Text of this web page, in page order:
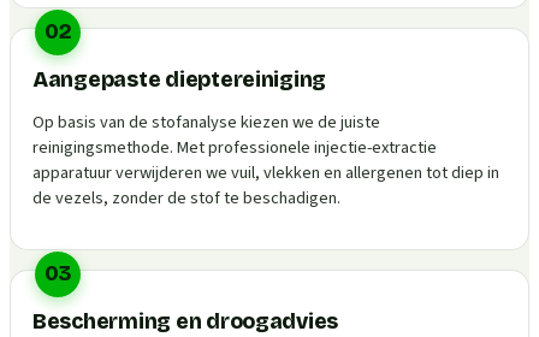
02
Aangepaste dieptereiniging
Op basis van de stofanalyse kiezen we de juiste
reinigingsmethode. Met professionele injectie-extractie
apparatuur verwijderen we vuil, vlekken en allergenen tot diep in
de vezels, zonder de stof te beschadigen.
03
Bescherming en droogadvies